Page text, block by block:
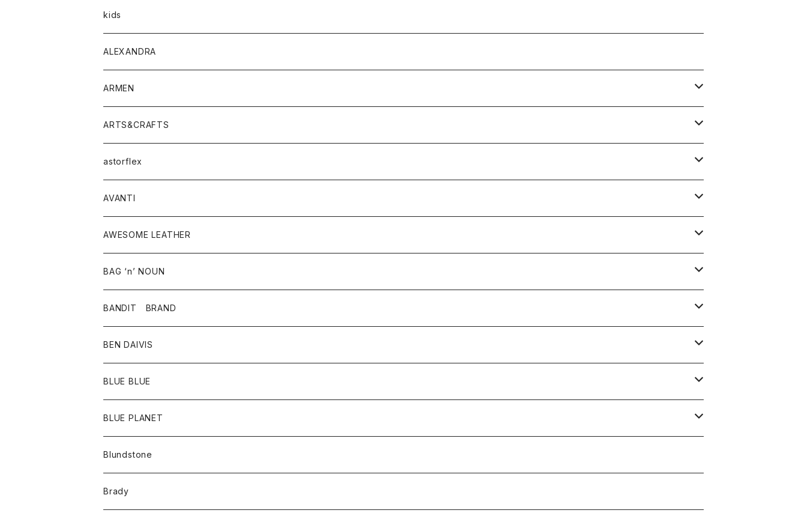
トップス
Tシャツ
シャツ
ボトムス
アウター
トップス
Tシャツ・カットソー
シャツ・ブラウス
ボトムス
パンツ
スカート
ワンピース・オールインワン
バッグ
シューズ
アクセサリー
その他雑貨
kids
ALEXANDRA
ARMEN
アウター
コート
ジャケット
トップス
ベスト
シャツ
ワンピース
ボトム
スカート
パンツ
グッズ
靴
ARTS&CRAFTS
アクセサリー
ウォレット
バッグ
astorflex
グッズ
靴
AVANTI
シャツ
AWESOME LEATHER
アウター
革ジャケット
BAG ‘n’ NOUN
アクセサリー
バッグ
ポーチ
BANDIT BRAND
トップス
Ｔシャツ
BEN DAIVIS
ポトム
パンツ
BLUE BLUE
アウター
カーディガン
コート
アクセサリー
バッグ
キッズ
BLUE PLANET
サングラス
Blundstone
Brady